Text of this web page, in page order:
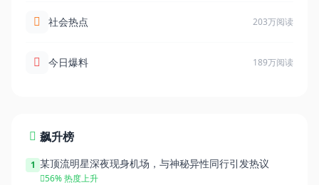
社会热点 203万阅读
今日爆料 189万阅读
飙升榜
1 某顶流明星深夜现身机场，与神秘异性同行引发热议
56% 热度上升